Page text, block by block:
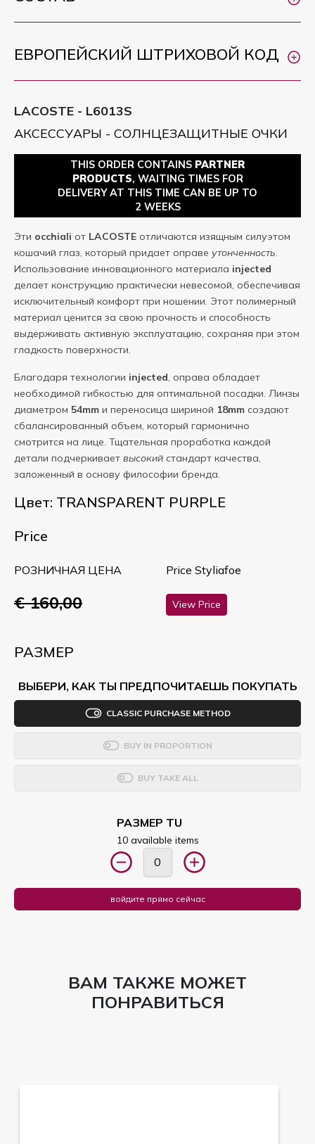
ЕВРОПЕЙСКИЙ ШТРИХОВОЙ КОД
LACOSTE - L6013S
АКСЕССУАРЫ - СОЛНЦЕЗАЩИТНЫЕ ОЧКИ
THIS ORDER CONTAINS PARTNER
PRODUCTS, WAITING TIMES FOR
DELIVERY AT THIS TIME CAN BE UP TO
2 WEEKS
Эти occhiali от LACOSTE отличаются изящным силуэтом
кошачий глаз, который придает оправе утонченность.
Использование инновационного материала injected
делает конструкцию практически невесомой, обеспечивая
исключительный комфорт при ношении. Этот полимерный
материал ценится за свою прочность и способность
выдерживать активную эксплуатацию, сохраняя при этом
гладкость поверхности.
Благодаря технологии injected, оправа обладает
необходимой гибкостью для оптимальной посадки. Линзы
диаметром 54mm и переносица шириной 18mm создают
сбалансированный объем, который гармонично
смотрится на лице. Тщательная проработка каждой
детали подчеркивает высокий стандарт качества,
заложенный в основу философии бренда.
Цвет: TRANSPARENT PURPLE
Price
РОЗНИЧНАЯ ЦЕНА
€ 160,00
Price Styliafoe
View Price
РАЗМЕР
ВЫБЕРИ, КАК ТЫ ПРЕДПОЧИТАЕШЬ ПОКУПАТЬ
CLASSIC PURCHASE METHOD
BUY IN PROPORTION
BUY TAKE ALL
РАЗМЕР TU
10 available items
войдите прямо сейчас
ВАМ ТАКЖЕ МОЖЕТ
ПОНРАВИТЬСЯ